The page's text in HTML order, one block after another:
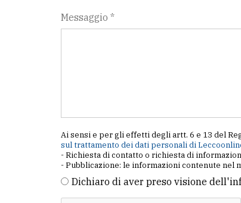
Messaggio *
Ai sensi e per gli effetti degli artt. 6 e 13 del
sul trattamento dei dati personali di
- Richiesta di contatto o richiesta di
- Pubblicazione: le informazioni contenute nel
Dichiaro di aver preso visione